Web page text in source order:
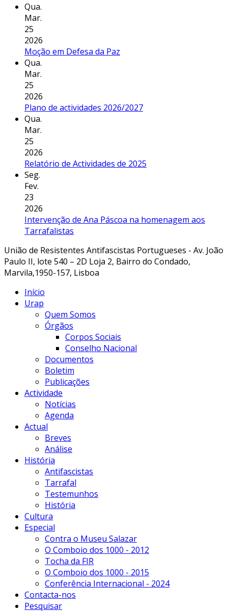
Qua.
Mar.
25
2026
Moção em Defesa da Paz
Qua.
Mar.
25
2026
Plano de actividades 2026/2027
Qua.
Mar.
25
2026
Relatório de Actividades de 2025
Seg.
Fev.
23
2026
Intervenção de Ana Páscoa na homenagem aos
Tarrafalistas
União de Resistentes Antifascistas Portugueses - Av. João
Paulo II, lote 540 – 2D Loja 2, Bairro do Condado,
Marvila,1950-157, Lisboa
Início
Urap
Quem Somos
Órgãos
Corpos Sociais
Conselho Nacional
Documentos
Boletim
Publicações
Actividade
Notícias
Agenda
Actual
Breves
Análise
História
Antifascistas
Tarrafal
Testemunhos
História
Cultura
Especial
Contra o Museu Salazar
O Comboio dos 1000 - 2012
Tocha da FIR
O Comboio dos 1000 - 2015
Conferência Internacional - 2024
Contacta-nos
Pesquisar